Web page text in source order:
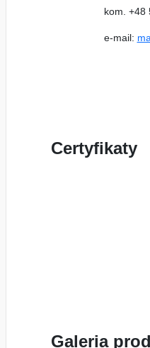
kom. +48
e-mail:
Certyfikaty
Galeria